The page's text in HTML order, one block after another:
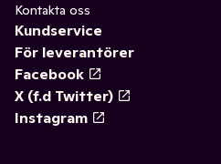
Kontakta oss
Kundservice
För leverantörer
Facebook
X (f.d Twitter)
Instagram